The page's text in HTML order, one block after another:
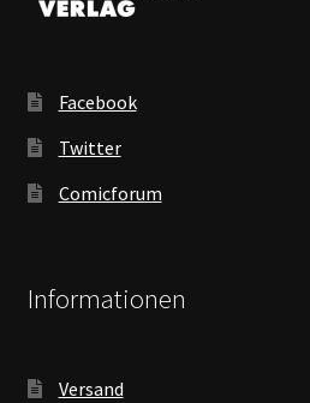
Facebook
Twitter
Comicforum
Informationen
Versand